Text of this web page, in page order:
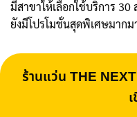
มีสาขาให้เลือกใช้บริการ
ยังมีโปรโมชั่นสุดพิเศษมากม
ร้านแว่น THE